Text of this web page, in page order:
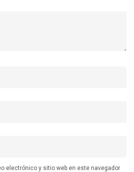
electrónico y sitio web en este navegador